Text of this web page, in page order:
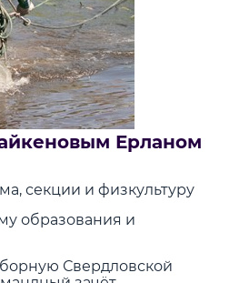
Ерланом
секции и физкультуру
образования и
Свердловской